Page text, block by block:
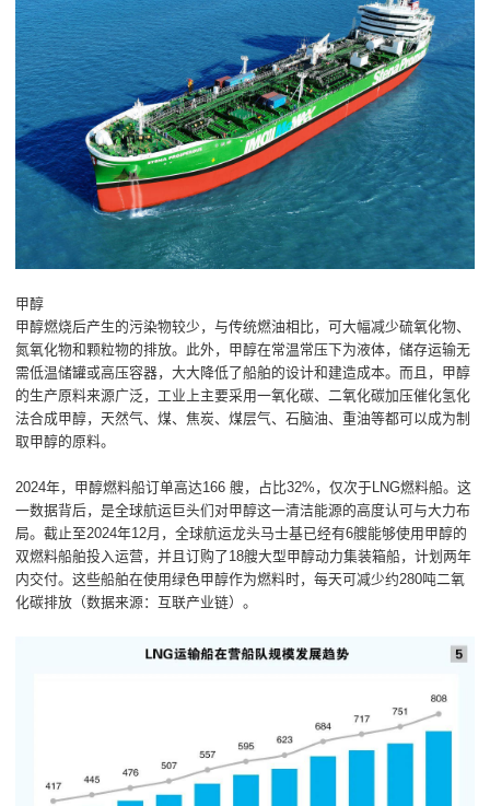
甲醇
甲醇燃烧后产生的污染物较少，与传统燃油相比，可大幅减少硫氧化物、
氮氧化物和颗粒物的排放。此外，甲醇在常温常压下为液体，储存运输无
需低温储罐或高压容器，大大降低了船舶的设计和建造成本。而且，甲醇
的生产原料来源广泛，工业上主要采用一氧化碳、二氧化碳加压催化氢化
法合成甲醇，天然气、煤、焦炭、煤层气、石脑油、重油等都可以成为制
取甲醇的原料。
2024年，甲醇燃料船订单高达166 艘，占比32%，仅次于LNG燃料船。这
一数据背后，是全球航运巨头们对甲醇这一清洁能源的高度认可与大力布
局。截止至2024年12月，全球航运龙头马士基已经有6艘能够使用甲醇的
双燃料船舶投入运营，并且订购了18艘大型甲醇动力集装箱船，计划两年
内交付。这些船舶在使用绿色甲醇作为燃料时，每天可减少约280吨二氧
化碳排放（数据来源：互联产业链）。